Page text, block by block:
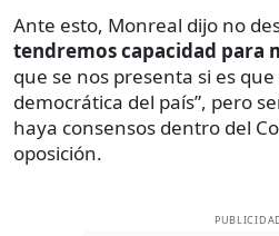
Ante esto, Monreal dijo no
tendremos capacidad para
que se nos presenta si es
democrática del país”, pero
haya consensos dentro del
oposición.